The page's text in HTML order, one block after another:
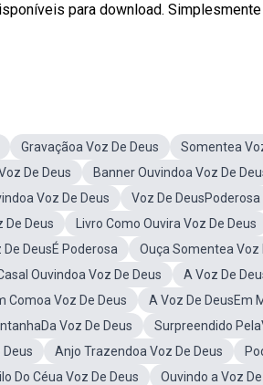
para download.
Gravaçãoa Voz De Deus Somentea
De Deus Banner Ouvindoa Voz De
Voz De Deus Voz De DeusPoderosa
De Deus Livro Como Ouvira Voz De Deus
De DeusÉ Poderosa Ouça Somentea Voz
Ouvindoa Voz De Deus A Voz De
Comoa Voz De Deus A Voz De DeusEm
Voz De Deus Surpreendido
Anjo Trazendoa Voz De Deus
Do Céua Voz De Deus
Ouvindo a Voz